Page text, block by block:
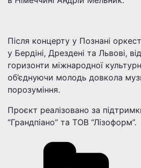
Після концерту у Познані
у Бердіні, Дрездені та Львові,
горизонти міжнародної
об’єднуючи молодь довкола
порозуміння.
Проєкт реалізовано за
“Грандпіано” та ТОВ “Лізоформ”.